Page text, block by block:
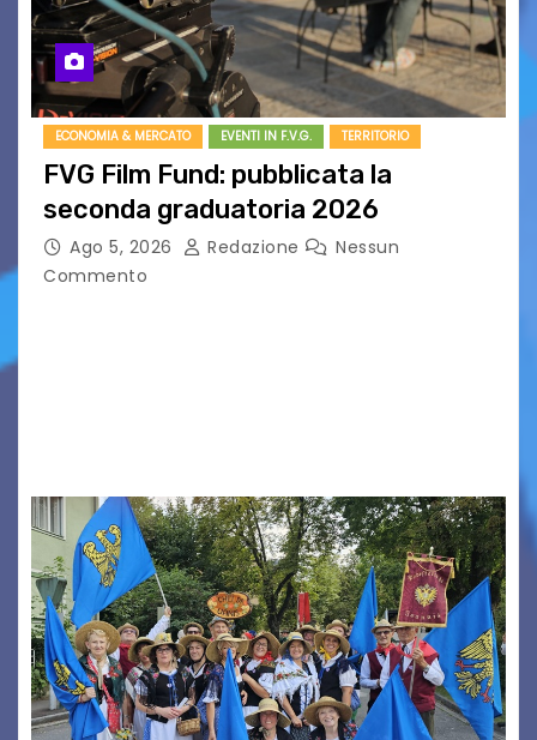
ECONOMIA & MERCATO EVENTI IN F.V.G. TERRITORIO
FVG Film Fund: pubblicata la
seconda graduatoria 2026
Ago 5, 2026 Redazione
Nessun
Commento